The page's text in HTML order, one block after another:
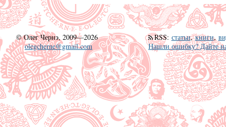
©Олег Чернэ, 2009—2026
olegcherne@gmail.com
RSS: статьи,книги,
Нашли ошибку? Дайте